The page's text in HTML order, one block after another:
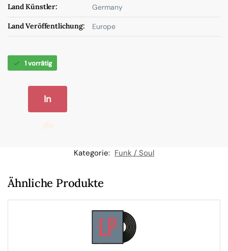
Land Künstler: Germany
Land Veröffentlichung: Europe
1 vorrätig
In
W
Kategorie: Funk / Soul
Ähnliche Produkte